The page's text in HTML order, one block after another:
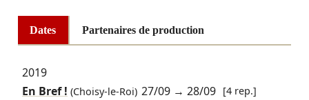
Dates Partenaires de production
2019
En Bref ! (Choisy-le-Roi) 27/09 →28/09 [4 rep.]